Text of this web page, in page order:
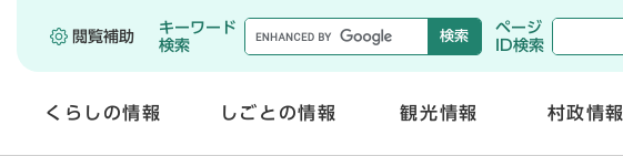
メニューを飛ばして本文へ
閲覧補助
キーワード
検索
ページ
ID検索
くらしの情報 しごとの情報 観光情報 村政情報